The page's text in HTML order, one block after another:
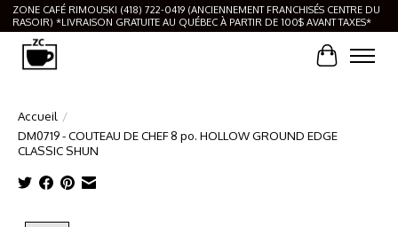
ZONE CAFÉ RIMOUSKI (418) 722-0419 (ANCIENNEMENT FRANCHISÉS CENTRE DU
RASOIR) *LIVRAISON GRATUITE AU QUÉBEC À PARTIR DE 100$ AVANT TAXES*
Panier
Accueil /
DM0719 - COUTEAU DE CHEF 8 po. HOLLOW GROUND EDGE
CLASSIC SHUN